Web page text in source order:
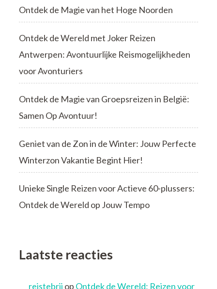
Ontdek de Magie van het Hoge Noorden
Ontdek de Wereld met Joker Reizen
Antwerpen: Avontuurlijke Reismogelijkheden
voor Avonturiers
Ontdek de Magie van Groepsreizen in België:
Samen Op Avontuur!
Geniet van de Zon in de Winter: Jouw Perfecte
Winterzon Vakantie Begint Hier!
Unieke Single Reizen voor Actieve 60-plussers:
Ontdek de Wereld op Jouw Tempo
Laatste reacties
reistebrij op Ontdek de Wereld: Reizen voor